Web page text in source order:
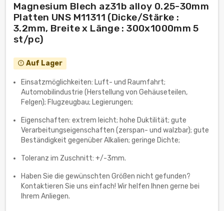
Magnesium Blech az31b alloy 0.25-30mm
Platten UNS M11311 (Dicke/Stärke :
3.2mm, Breite x Länge : 300x1000mm 5
st/pc)
error_outline Auf Lager
Einsatzmöglichkeiten: Luft- und Raumfahrt;
Automobilindustrie (Herstellung von Gehäuseteilen,
Felgen); Flugzeugbau; Legierungen;
Eigenschaften: extrem leicht; hohe Duktilität; gute
Verarbeitungseigenschaften (zerspan- und walzbar); gute
Beständigkeit gegenüber Alkalien; geringe Dichte;
Toleranz im Zuschnitt: +/-3mm.
Haben Sie die gewünschten Größen nicht gefunden?
Kontaktieren Sie uns einfach! Wir helfen Ihnen gerne bei
Ihrem Anliegen.